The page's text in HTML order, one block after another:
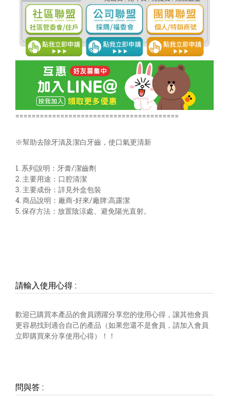
========================================
※幫助去除牙漬及潔白牙齒，使口氣更清新
1. 系列說明：牙膏/潔齒劑
2. 主要用途：口腔清潔
3. 主要成份：詳見外盒包裝
4. 商品說明：廠商-好來/廠牌:高露潔
5. 保存方法：放置陰涼處、避免陽光直射。
請輸入使用心得 :
歡迎已購買本產品的會員踴躍分享您的使用心得，讓其他會員
更容易找到適合自己的產品（如果您還不是會員，請加入會員
立即購買來分享使用心得）！！
問與答 :